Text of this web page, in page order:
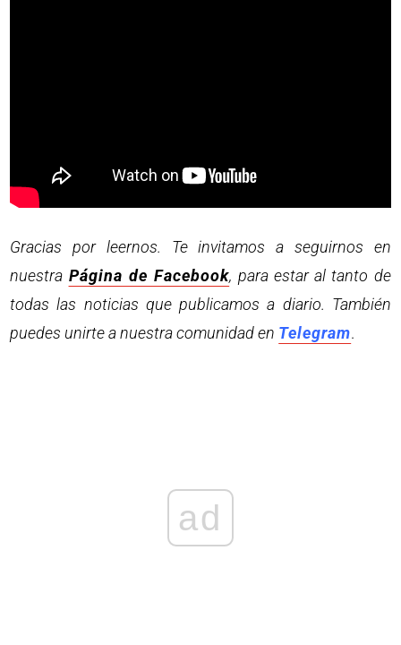
Gracias por leernos. Te invitamos a seguirnos en
nuestra Página de Facebook, para estar al tanto de
todas las noticias que publicamos a diario. También
puedes unirte a nuestra comunidad en Telegram.
ad